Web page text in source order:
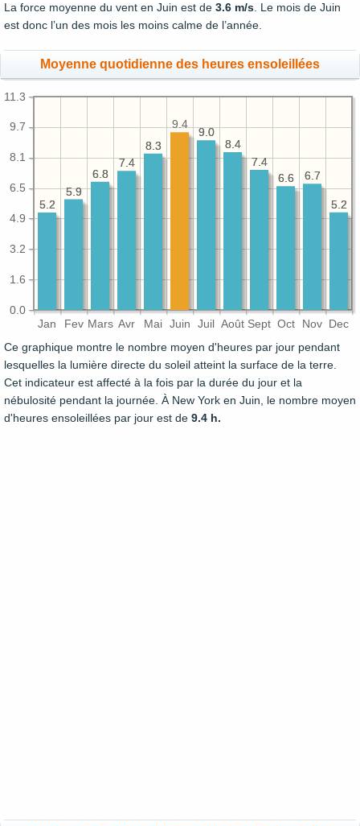
La force moyenne du vent en Juin est de 3.6 m/s . Le mois de Juin
est donc l’un des mois les moins calme de l’année.
Moyenne quotidienne des heures ensoleillées
Jan Fev Mars Avr Mai Juin Juil Août Sept Oct Nov Dec
0.0
1.6
3.2
4.9
6.5
8.1
9.7
11.3
5.2
6.7
6.6
7.4
8.4
9.0
8.3
7.4
6.8
5.9
5.2
5.2
6.7
6.6
7.4
8.4
9.0
9.4
8.3
7.4
6.8
5.9
5.2
Ce graphique montre le nombre moyen d'heures par jour pendant
lesquelles la lumière directe du soleil atteint la surface de la terre.
Cet indicateur est affecté à la fois par la durée du jour et la
nébulosité pendant la journée. À New York en Juin, le nombre moyen
d'heures ensoleillées par jour est de 9.4 h.